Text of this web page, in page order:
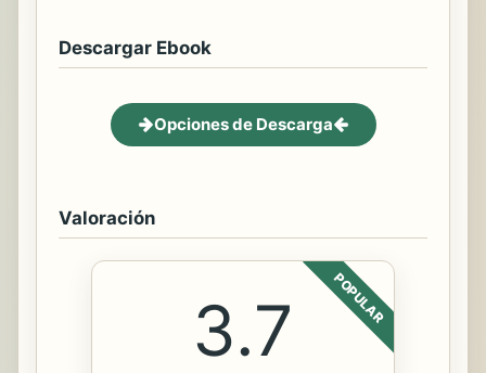
Descargar Ebook
Opciones de Descarga
Valoración
POPULAR
3.7